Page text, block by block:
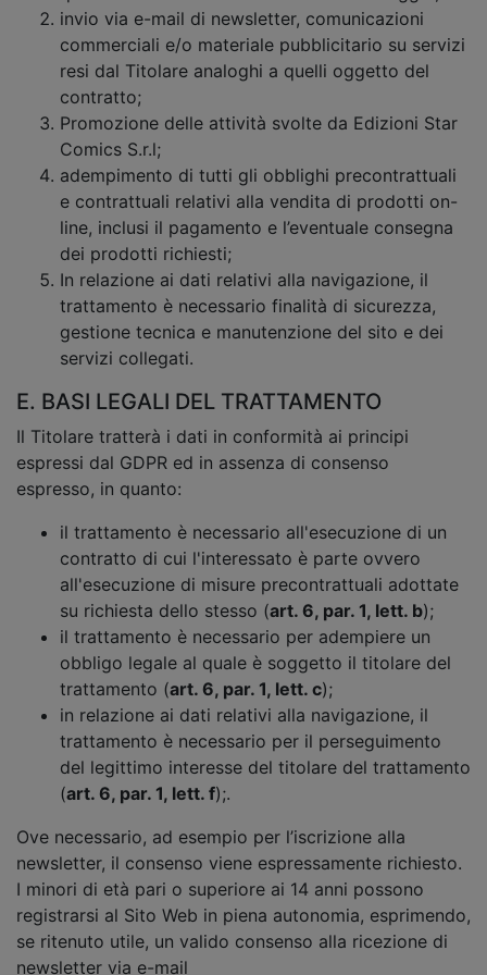
invio via e-mail di newsletter, comunicazioni
commerciali e/o materiale pubblicitario su servizi
resi dal Titolare analoghi a quelli oggetto del
contratto;
Promozione delle attività svolte da Edizioni Star
Comics S.r.l;
adempimento di tutti gli obblighi precontrattuali
e contrattuali relativi alla vendita di prodotti on-
line, inclusi il pagamento e l’eventuale consegna
dei prodotti richiesti;
In relazione ai dati relativi alla navigazione, il
trattamento è necessario finalità di sicurezza,
gestione tecnica e manutenzione del sito e dei
servizi collegati.
E. BASI LEGALI DEL TRATTAMENTO
Il Titolare tratterà i dati in conformità ai principi
espressi dal GDPR ed in assenza di consenso
espresso, in quanto:
il trattamento è necessario all'esecuzione di un
contratto di cui l'interessato è parte ovvero
all'esecuzione di misure precontrattuali adottate
su richiesta dello stesso (art. 6, par. 1, lett. b);
il trattamento è necessario per adempiere un
obbligo legale al quale è soggetto il titolare del
trattamento (art. 6, par. 1, lett. c);
in relazione ai dati relativi alla navigazione, il
trattamento è necessario per il perseguimento
del legittimo interesse del titolare del trattamento
(art. 6, par. 1, lett. f);.
Ove necessario, ad esempio per l’iscrizione alla
newsletter, il consenso viene espressamente richiesto.
I minori di età pari o superiore ai 14 anni possono
registrarsi al Sito Web in piena autonomia, esprimendo,
se ritenuto utile, un valido consenso alla ricezione di
newsletter via e-mail